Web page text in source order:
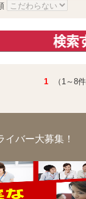
1 （1～8
バー大募集！